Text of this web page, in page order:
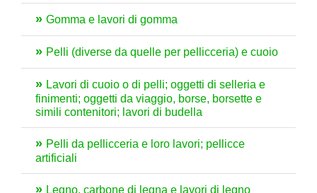
Gomma e lavori di gomma
Pelli (diverse da quelle per pellicceria) e cuoio
Lavori di cuoio o di pelli; oggetti di selleria e
finimenti; oggetti da viaggio, borse, borsette e
simili contenitori; lavori di budella
Pelli da pellicceria e loro lavori; pellicce
artificiali
Legno, carbone di legna e lavori di legno